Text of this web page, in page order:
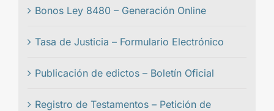
Bonos Ley 8480 – Generación Online
Tasa de Justicia – Formulario Electrónico
Publicación de edictos – Boletín Oficial
Registro de Testamentos – Petición de